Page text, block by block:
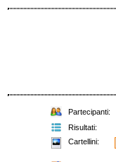
Partecipanti:
Risultati:
Cartellini: